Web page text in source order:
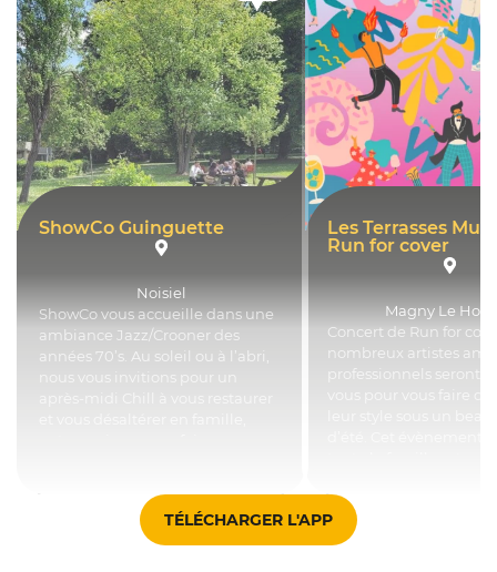
ShowCo Guinguette
Noisiel
ShowCo vous accueille dans une
ambiance Jazz/Crooner des
années 70’s. Au soleil ou à l’abri,
nous vous invitions pour un
Les Terrasses
Run for cover
Magny Le
Concert de Run for
nombreux artistes
professionnels seront
vous pour vous faire
TÉLÉCHARGER L'APP